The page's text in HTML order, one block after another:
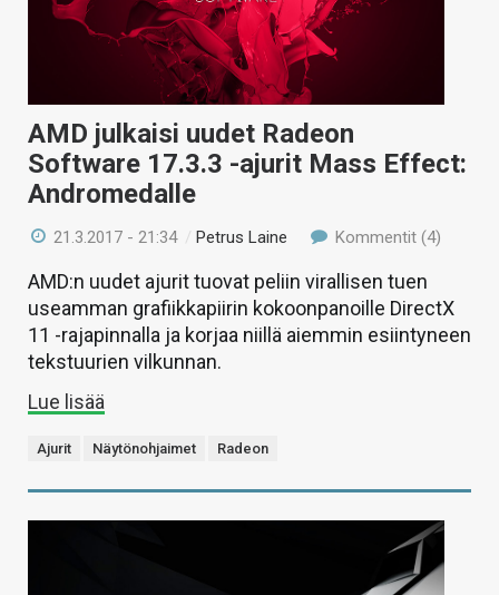
AMD julkaisi uudet Radeon
Software 17.3.3 -ajurit Mass Effect:
Andromedalle
21.3.2017 - 21:34 /Petrus Laine Kommentit (4)
AMD:n uudet ajurit tuovat peliin virallisen tuen
useamman grafiikkapiirin kokoonpanoille DirectX
11 -rajapinnalla ja korjaa niillä aiemmin esiintyneen
tekstuurien vilkunnan.
Lue lisää
Ajurit Näytönohjaimet Radeon